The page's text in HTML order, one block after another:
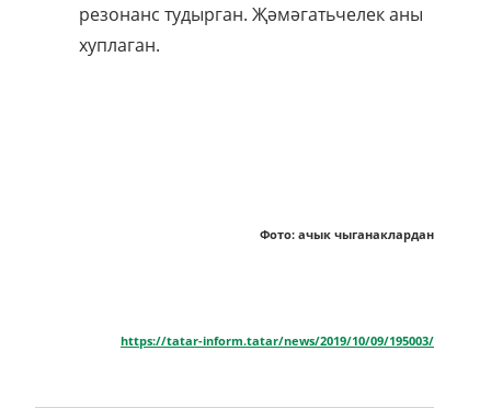
резонанс тудырган. Җәмәгатьчелек аны
хуплаган.
Фото: ачык чыганаклардан
https://tatar-inform.tatar/news/2019/10/09/195003/